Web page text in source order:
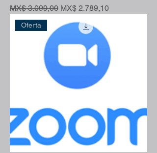
Preço normal
MX$ 3.099,00 Preço promocional
MX$ 2.789,10
Oferta